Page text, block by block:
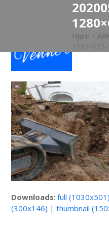
Hjem »
Downloads:full (1030x501)
(300x146) |thumbnail